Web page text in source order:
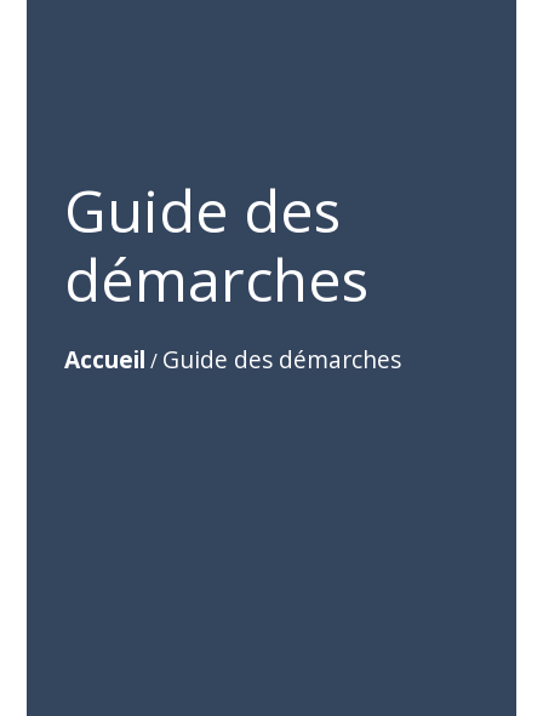
Guide des
démarches
Accueil / Guide des démarches